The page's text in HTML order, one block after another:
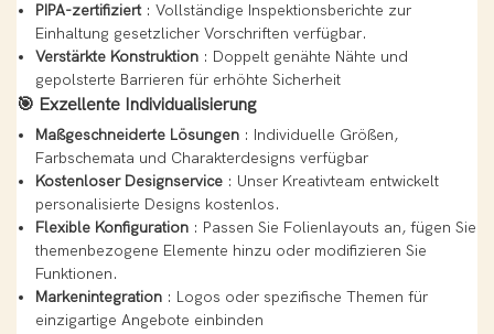
PIPA-zertifiziert: Vollständige Inspektionsberichte zur
Einhaltung gesetzlicher Vorschriften verfügbar.
Verstärkte Konstruktion: Doppelt genähte Nähte und
gepolsterte Barrieren für erhöhte Sicherheit
🎯 Exzellente Individualisierung
Maßgeschneiderte Lösungen: Individuelle Größen,
Farbschemata und Charakterdesigns verfügbar
Kostenloser Designservice: Unser Kreativteam entwickelt
personalisierte Designs kostenlos.
Flexible Konfiguration: Passen Sie Folienlayouts an, fügen Sie
themenbezogene Elemente hinzu oder modifizieren Sie
Funktionen.
Markenintegration: Logos oder spezifische Themen für
einzigartige Angebote einbinden